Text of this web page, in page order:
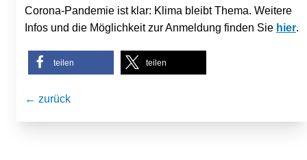
Corona-Pandemie ist klar: Klima bleibt Thema. Weitere
Infos und die Möglichkeit zur Anmeldung finden Sie hier.
teilen teilen
← zurück